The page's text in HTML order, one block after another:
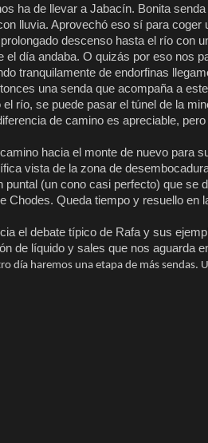
ha de llevar a Jabacín. Bonita
lluvia. Aprovechó eso sí para coger
descenso hasta el río con
el día andaba. O quizás por eso nos
tranquilamente de endorfinas
una senda que acompaña a
río, se puede pasar el túnel de la
de camino es apreciable,
hacia el monte de nuevo para
vista de la zona de
puntal (un cono casi perfecto) que se
Chodes. Queda tiempo y resuello en
el debate típico de Rafa y sus
de líquido y sales que nos aguarda
día haremos una etapa de más sendas.